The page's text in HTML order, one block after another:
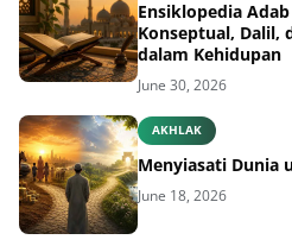
Ensiklopedia
Konseptual, Dalil,
dalam Kehidupan
June 30, 2026
AKHLAK
Menyiasati Dunia
June 18, 2026